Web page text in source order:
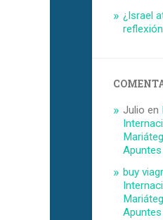
¿Israel
Julio en
buy